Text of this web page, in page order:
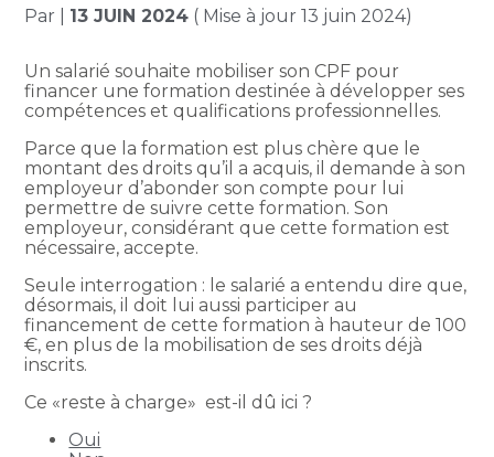
Par 13 JUIN 2024 ( Mise à jour 13 juin 2024)
Un salarié souhaite mobiliser son CPF pour
financer une formation destinée à développer ses
compétences et qualifications professionnelles.
Parce que la formation est plus chère que le
montant des droits qu’il a acquis, il demande à son
employeur d’abonder son compte pour lui
permettre de suivre cette formation. Son
employeur, considérant que cette formation est
nécessaire, accepte.
Seule interrogation : le salarié a entendu dire que,
désormais, il doit lui aussi participer au
financement de cette formation à hauteur de 100
€, en plus de la mobilisation de ses droits déjà
inscrits.
Ce «reste à charge» est-il dû ici ?
Oui